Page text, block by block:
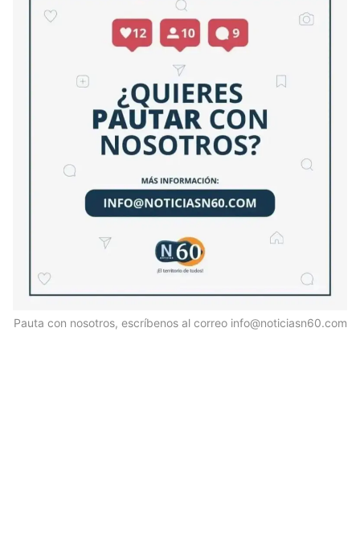
Pauta con nosotros, escríbenos al correo info@noticiasn60.com